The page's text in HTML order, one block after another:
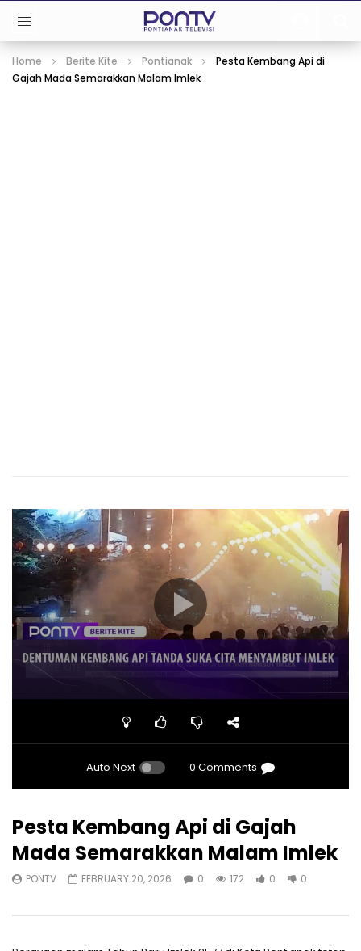
Home Berite Kite Pontianak
Pesta Kembang Api di
Gajah Mada Semarakkan Malam Imlek
Auto Next 0 Comments
Pesta Kembang Api di Gajah
Mada Semarakkan Malam Imlek
PONTV FEBRUARY 20, 2026 0 172 0 0